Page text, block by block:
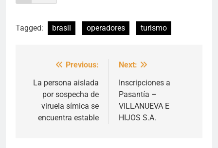
Tagged: brasil operadores turismo
Navegación
de
entradas
Previous:
La persona aislada
por sospecha de
viruela símica se
encuentra estable
Next:
Inscripciones a
Pasantía –
VILLANUEVA E
HIJOS S.A.